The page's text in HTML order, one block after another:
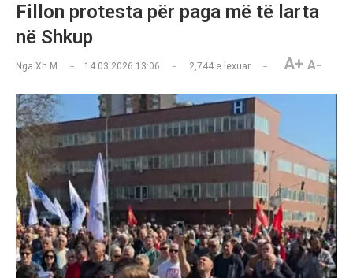
Fillon protesta për paga më të larta
në Shkup
Nga Xh M 14.03.2026 13:06 2,744 e lexuar A+ A-